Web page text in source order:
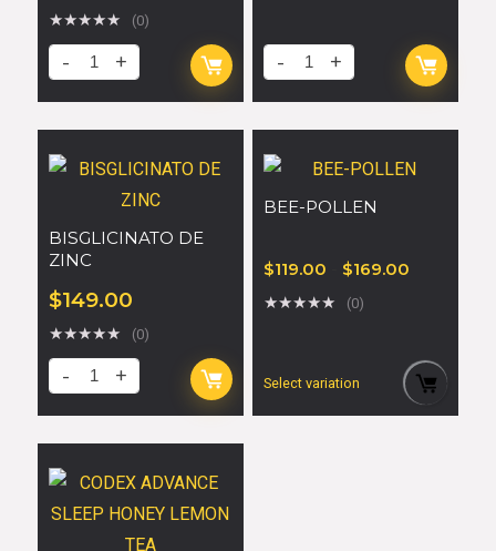
★★★★★ (0)
BISGLICINATO DE
ZINC
$149.00
★★★★★ (0)
BEE-POLLEN
$119.00 $169.00
★★★★★ (0)
Select variation